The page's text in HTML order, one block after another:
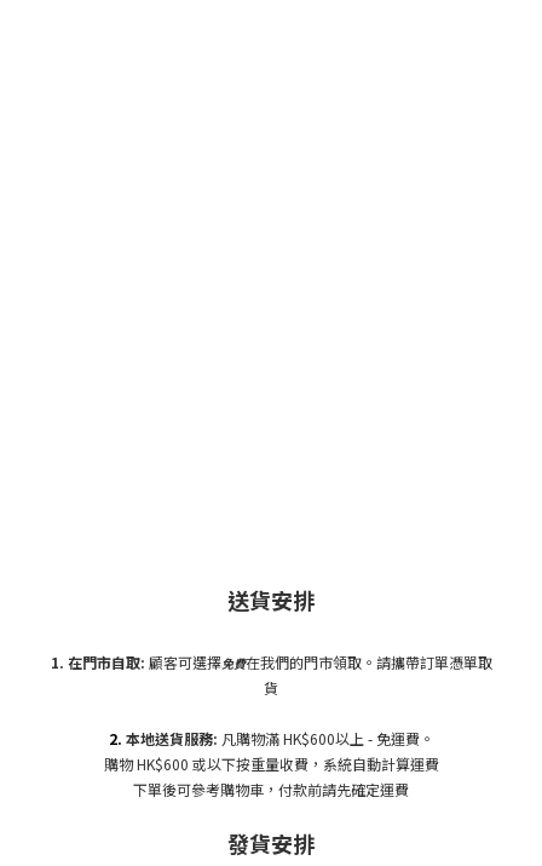
送貨安排
1. 在門市自取: 顧客可選擇免費在我們的門市領取。請攜帶訂單憑單取
貨
2. 本地送貨服務: 凡購物滿 HK$600以上 - 免運費。
購物 HK$600 或以下按重量收費，系統自動計算運費
下單後可參考購物車，付款前請先確定運費
發貨安排